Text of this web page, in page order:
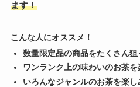
ます！
こんな人にオススメ！
数量限定品の商品をたくさん狙
ワンランク上の味わいのお茶
いろんなジャンルのお茶を楽し